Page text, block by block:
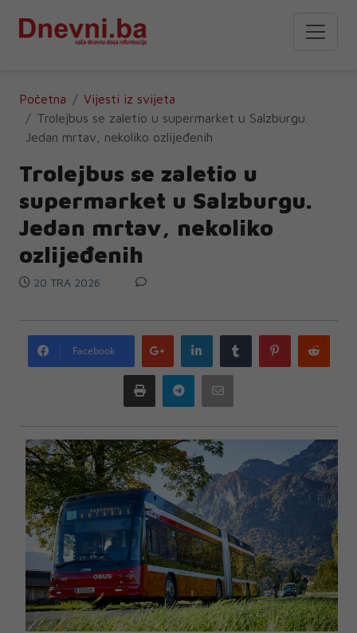
Početna
Vijesti iz svijeta
Trolejbus se zaletio u supermarket u Salzburgu.
Jedan mrtav, nekoliko ozlijeđenih
Trolejbus se zaletio u
supermarket u Salzburgu.
Jedan mrtav, nekoliko
ozlijeđenih
20 TRA 2026
Facebook
Google
plus
LinkedIn Tumblr Pinterest
Print Telegram